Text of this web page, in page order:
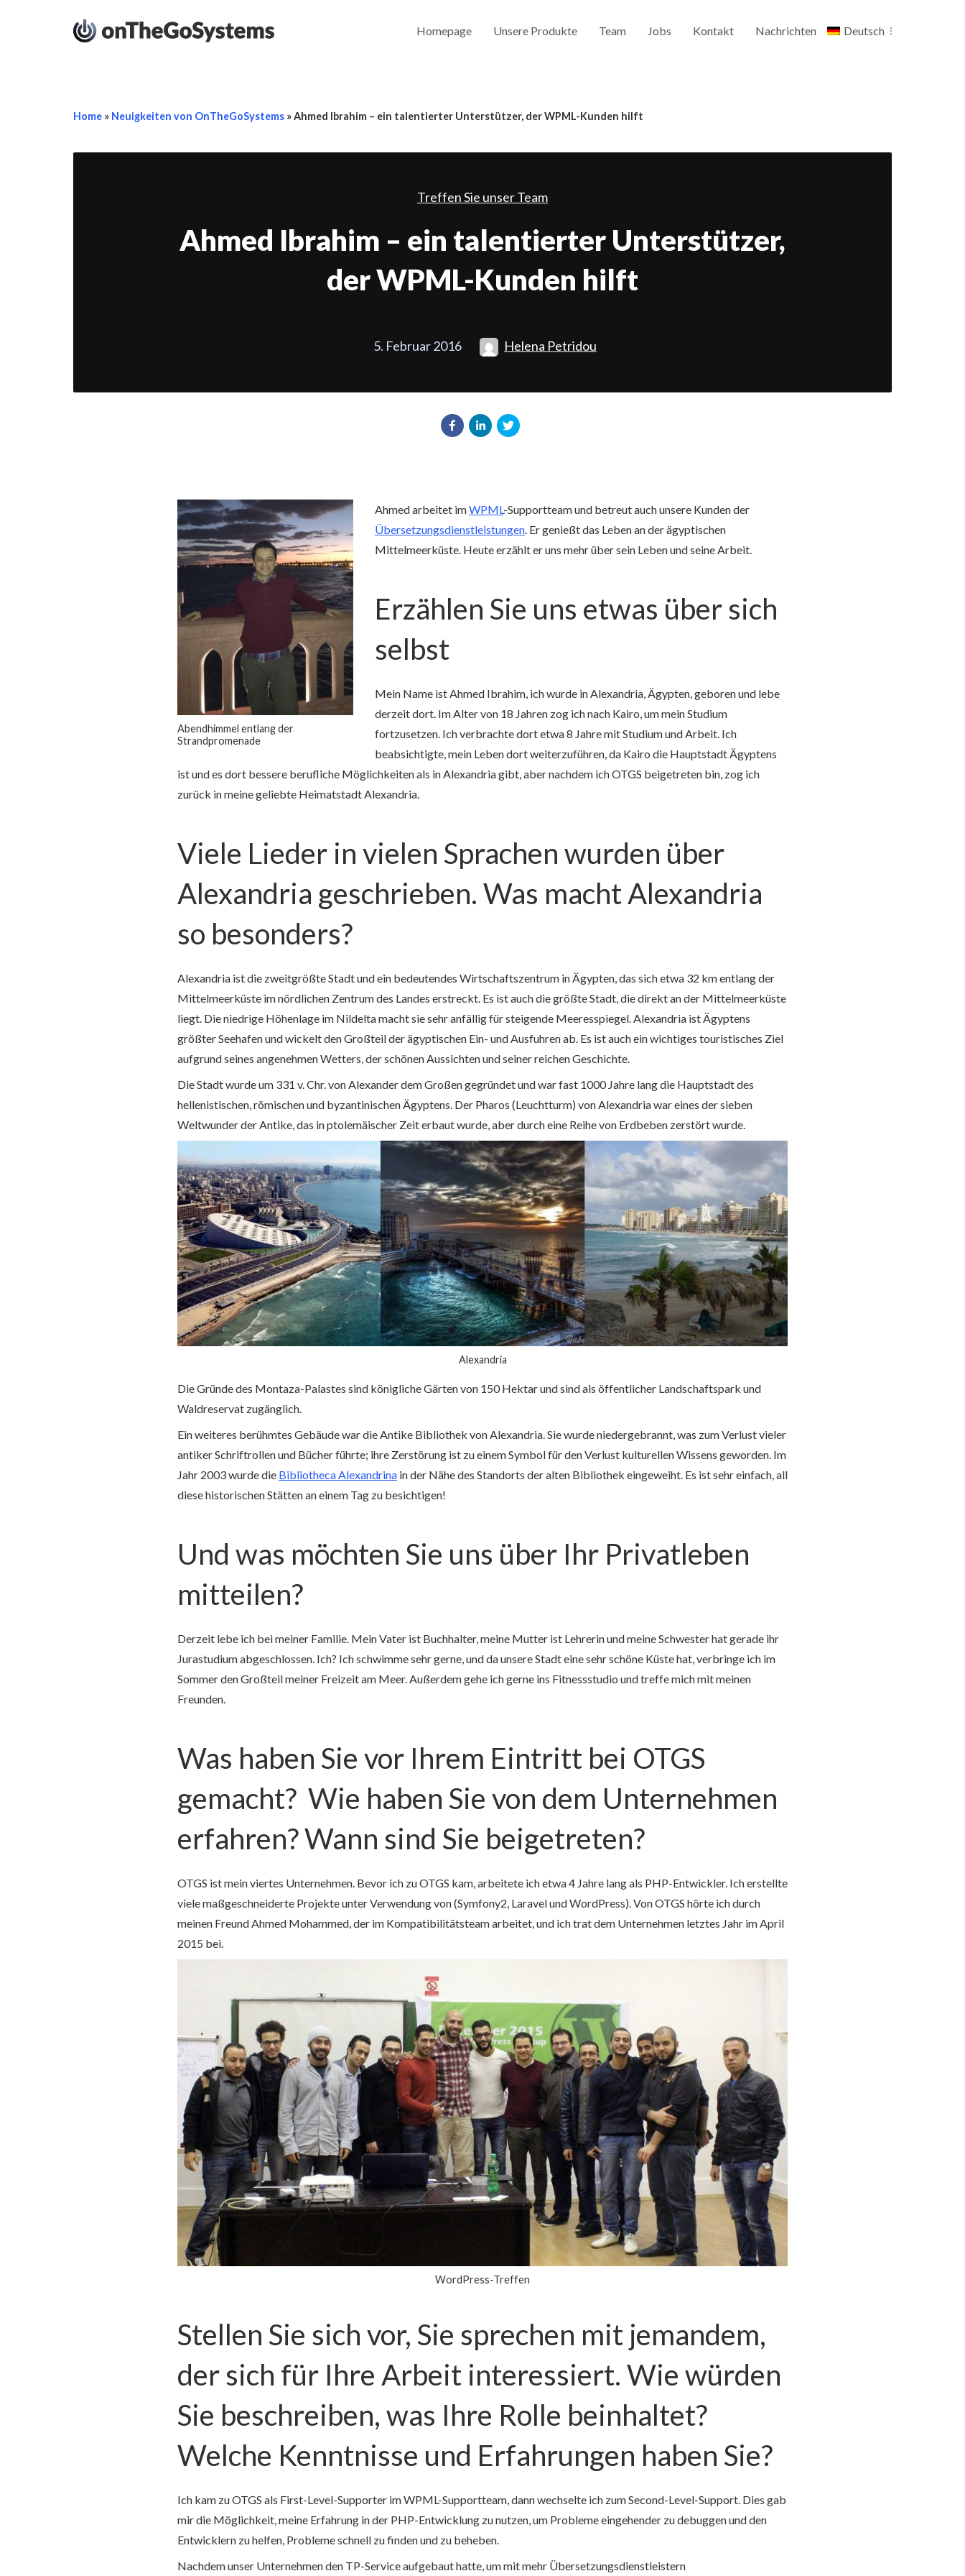
Homepage Unsere Produkte Team Jobs Kontakt Nachrichten Deutsch
Home » Neuigkeiten von OnTheGoSystems »Ahmed Ibrahim – ein talentierter Unterstützer, der WPML-Kunden hilft
Treffen Sie unser Team
Ahmed Ibrahim – ein talentierter Unterstützer,
der WPML-Kunden hilft
5. Februar 2016 Helena Petridou
Abendhimmel entlang der
Strandpromenade
Ahmed arbeitet imWPML-Supportteam und betreut auch unsere Kunden der
Übersetzungsdienstleistungen. Er genießt das Leben an der ägyptischen
Mittelmeerküste. Heute erzählt er uns mehr über sein Leben und seine Arbeit.
Erzählen Sie uns etwas über sich
selbst
Mein Name ist Ahmed Ibrahim, ich wurde in Alexandria, Ägypten, geboren und lebe
derzeit dort. Im Alter von 18 Jahren zog ich nach Kairo, um mein Studium
fortzusetzen. Ich verbrachte dort etwa 8 Jahre mit Studium und Arbeit. Ich
beabsichtigte, mein Leben dort weiterzuführen, da Kairo die Hauptstadt Ägyptens
ist und es dort bessere berufliche Möglichkeiten als in Alexandria gibt, aber nachdem ich OTGS beigetreten bin, zog ich
zurück in meine geliebte Heimatstadt Alexandria.
Viele Lieder in vielen Sprachen wurden über
Alexandria geschrieben. Was macht Alexandria
so besonders?
Alexandria ist die zweitgrößte Stadt und ein bedeutendes Wirtschaftszentrum in Ägypten, das sich etwa 32 km entlang der
Mittelmeerküste im nördlichen Zentrum des Landes erstreckt. Es ist auch die größte Stadt, die direkt an der Mittelmeerküste
liegt. Die niedrige Höhenlage im Nildelta macht sie sehr anfällig für steigende Meeresspiegel. Alexandria ist Ägyptens
größter Seehafen und wickelt den Großteil der ägyptischen Ein- und Ausfuhren ab. Es ist auch ein wichtiges touristisches Ziel
aufgrund seines angenehmen Wetters, der schönen Aussichten und seiner reichen Geschichte.
Die Stadt wurde um 331 v. Chr. von Alexander dem Großen gegründet und war fast 1000 Jahre lang die Hauptstadt des
hellenistischen, römischen und byzantinischen Ägyptens. Der Pharos (Leuchtturm) von Alexandria war eines der sieben
Weltwunder der Antike, das in ptolemäischer Zeit erbaut wurde, aber durch eine Reihe von Erdbeben zerstört wurde.
Alexandria
Die Gründe des Montaza-Palastes sind königliche Gärten von 150 Hektar und sind als öffentlicher Landschaftspark und
Waldreservat zugänglich.
Ein weiteres berühmtes Gebäude war die Antike Bibliothek von Alexandria. Sie wurde niedergebrannt, was zum Verlust vieler
antiker Schriftrollen und Bücher führte; ihre Zerstörung ist zu einem Symbol für den Verlust kulturellen Wissens geworden. Im
Jahr 2003 wurde die Bibliotheca Alexandrina in der Nähe des Standorts der alten Bibliothek eingeweiht. Es ist sehr einfach, all
diese historischen Stätten an einem Tag zu besichtigen!
Und was möchten Sie uns über Ihr Privatleben
mitteilen?
Derzeit lebe ich bei meiner Familie. Mein Vater ist Buchhalter, meine Mutter ist Lehrerin und meine Schwester hat gerade ihr
Jurastudium abgeschlossen. Ich? Ich schwimme sehr gerne, und da unsere Stadt eine sehr schöne Küste hat, verbringe ich im
Sommer den Großteil meiner Freizeit am Meer. Außerdem gehe ich gerne ins Fitnessstudio und treffe mich mit meinen
Freunden.
Was haben Sie vor Ihrem Eintritt bei OTGS
gemacht? Wie haben Sie von dem Unternehmen
erfahren? Wann sind Sie beigetreten?
OTGS ist mein viertes Unternehmen. Bevor ich zu OTGS kam, arbeitete ich etwa 4 Jahre lang als PHP-Entwickler. Ich erstellte
viele maßgeschneiderte Projekte unter Verwendung von (Symfony2, Laravel und WordPress). Von OTGS hörte ich durch
meinen Freund Ahmed Mohammed, der im Kompatibilitätsteam arbeitet, und ich trat dem Unternehmen letztes Jahr im April
2015 bei.
WordPress-Treffen
Stellen Sie sich vor, Sie sprechen mit jemandem,
der sich für Ihre Arbeit interessiert. Wie würden
Sie beschreiben, was Ihre Rolle beinhaltet?
Welche Kenntnisse und Erfahrungen haben Sie?
Ich kam zu OTGS als First-Level-Supporter im WPML-Supportteam, dann wechselte ich zum Second-Level-Support. Dies gab
mir die Möglichkeit, meine Erfahrung in der PHP-Entwicklung zu nutzen, um Probleme eingehender zu debuggen und den
Entwicklern zu helfen, Probleme schnell zu finden und zu beheben.
Nachdem unser Unternehmen den TP-Service aufgebaut hatte, um mit mehr Übersetzungsdienstleistern